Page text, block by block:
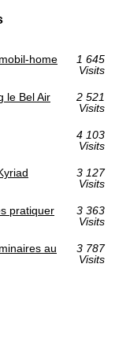
home
1 645
Visits
le Bel Air
2 521
Visits
4 103
Visits
3 127
Visits
pratiquer
3 363
Visits
au
3 787
Visits